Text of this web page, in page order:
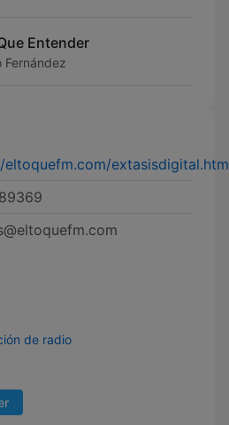
Entender
Fernández
eltoquefm.com/extasisdigital.htm
de radio